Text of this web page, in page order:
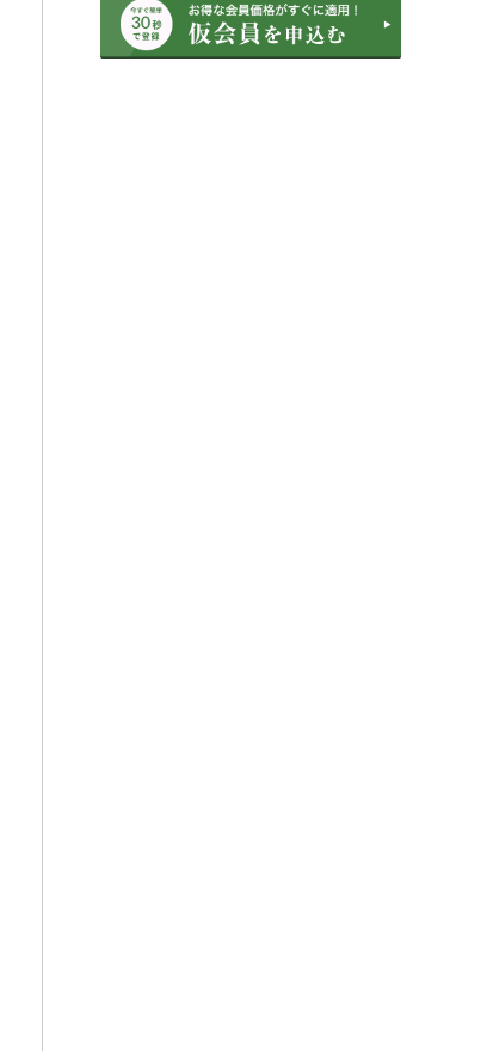
2022年3月
2022年1月